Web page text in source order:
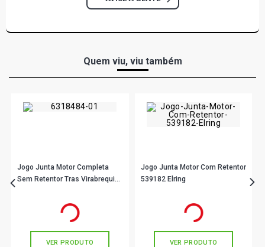
Quem viu, viu também
Jogo Junta Motor Completa
Sem Retentor Tras Virabrequim
em até 8x de
VER PRODUTO
Jogo Junta Motor Com Retentor
539182 Elring
em até 10x de
sem juros
VER PRODUTO